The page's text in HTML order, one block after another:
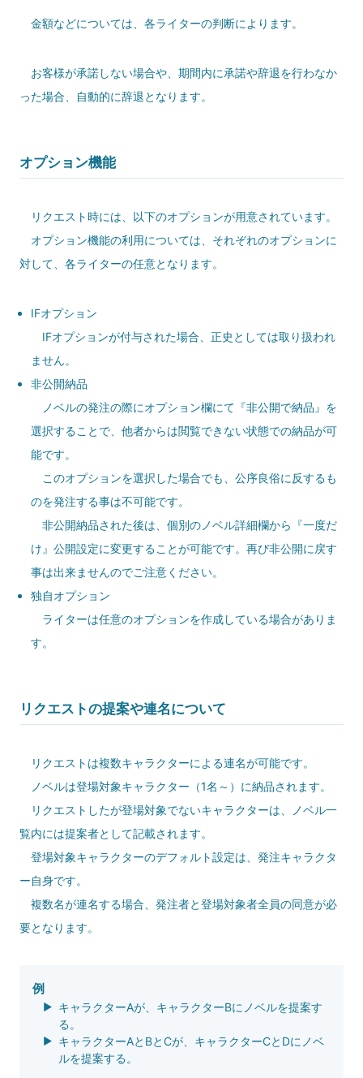
金額などについては、各ライターの判断によります。
お客様が承諾しない場合や、期間内に承諾や辞退を行わなか
った場合、自動的に辞退となります。
オプション機能
リクエスト時には、以下のオプションが用意されています。
オプション機能の利用については、それぞれのオプションに
対して、各ライターの任意となります。
IFオプション
IFオプションが付与された場合、正史としては取り扱われ
ません。
非公開納品
ノベルの発注の際にオプション欄にて『非公開で納品』を
選択することで、他者からは閲覧できない状態での納品が可
能です。
このオプションを選択した場合でも、公序良俗に反するも
のを発注する事は不可能です。
非公開納品された後は、個別のノベル詳細欄から『一度だ
け』公開設定に変更することが可能です。再び非公開に戻す
事は出来ませんのでご注意ください。
独自オプション
ライターは任意のオプションを作成している場合がありま
す。
リクエストの提案や連名について
リクエストは複数キャラクターによる連名が可能です。
ノベルは登場対象キャラクター（1名～）に納品されます。
リクエストしたが登場対象でないキャラクターは、ノベル一
覧内には提案者として記載されます。
登場対象キャラクターのデフォルト設定は、発注キャラクタ
ー自身です。
複数名が連名する場合、発注者と登場対象者全員の同意が必
要となります。
例
キャラクターAが、キャラクターBにノベルを提案す
る。
キャラクターAとBとCが、キャラクターCとDにノベ
ルを提案する。